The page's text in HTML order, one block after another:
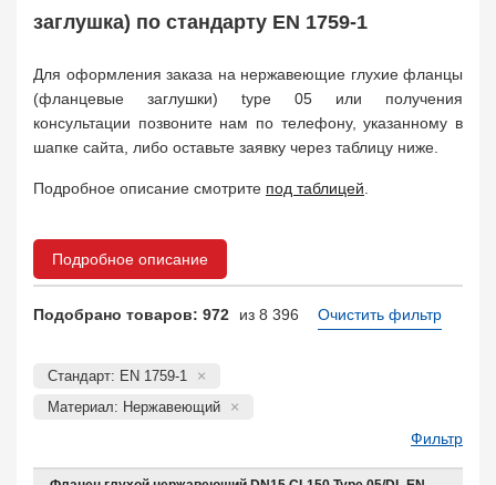
Прокладка фланцевая 4755
заглушка) по стандарту EN 1759-1
Для оформления заказа на нержавеющие глухие фланцы
(фланцевые заглушки) type 05 или получения
консультации позвоните нам по телефону, указанному в
шапке сайта, либо оставьте заявку через таблицу ниже.
Подробное описание смотрите под таблицей
Подробное описание
Подобрано товаров: 972 из 8 396 Очистить фильтр
Стандарт: EN 1759-1
Материал: Нержавеющий
Фильтр